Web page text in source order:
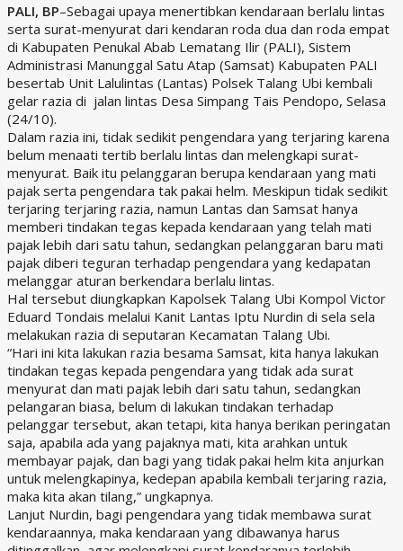
PALI, BP–Sebagai upaya menertibkan kendaraan berlalu lintas
serta surat-menyurat dari kendaran roda dua dan roda empat
di Kabupaten Penukal Abab Lematang Ilir (PALI), Sistem
Administrasi Manunggal Satu Atap (Samsat) Kabupaten PALI
besertab Unit Lalulintas (Lantas) Polsek Talang Ubi kembali
gelar razia di jalan lintas Desa Simpang Tais Pendopo, Selasa
(24/10).
Dalam razia ini, tidak sedikit pengendara yang terjaring karena
belum menaati tertib berlalu lintas dan melengkapi surat-
menyurat. Baik itu pelanggaran berupa kendaraan yang mati
pajak serta pengendara tak pakai helm. Meskipun tidak sedikit
terjaring terjaring razia, namun Lantas dan Samsat hanya
memberi tindakan tegas kepada kendaraan yang telah mati
pajak lebih dari satu tahun, sedangkan pelanggaran baru mati
pajak diberi teguran terhadap pengendara yang kedapatan
melanggar aturan berkendara berlalu lintas.
Hal tersebut diungkapkan Kapolsek Talang Ubi Kompol Victor
Eduard Tondais melalui Kanit Lantas Iptu Nurdin di sela sela
melakukan razia di seputaran Kecamatan Talang Ubi.
“Hari ini kita lakukan razia besama Samsat, kita hanya lakukan
tindakan tegas kepada pengendara yang tidak ada surat
menyurat dan mati pajak lebih dari satu tahun, sedangkan
pelangaran biasa, belum di lakukan tindakan terhadap
pelanggar tersebut, akan tetapi, kita hanya berikan peringatan
saja, apabila ada yang pajaknya mati, kita arahkan untuk
membayar pajak, dan bagi yang tidak pakai helm kita anjurkan
untuk melengkapinya, kedepan apabila kembali terjaring razia,
maka kita akan tilang,” ungkapnya.
Lanjut Nurdin, bagi pengendara yang tidak membawa surat
kendaraannya, maka kendaraan yang dibawanya harus